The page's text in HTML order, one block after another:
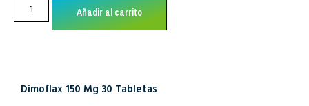
Añadir al carrito
Dimoflax 150 Mg 30 Tabletas